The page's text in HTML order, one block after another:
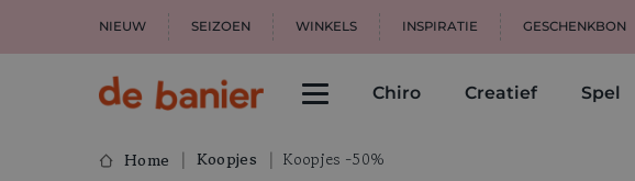
NIEUW SEIZOEN WINKELS INSPIRATIE GESCHENKBON
Chiro Creatief Spel
Home Koopjes Koopjes -50%